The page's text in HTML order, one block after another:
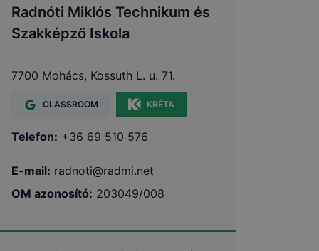
Radnóti Miklós Technikum és
Szakképző Iskola
7700 Mohács, Kossuth L. u. 71.
CLASSROOM KRÉTA
Telefon: +36 69 510 576
E-mail: radnoti@radmi.net
OM azonosító: 203049/008